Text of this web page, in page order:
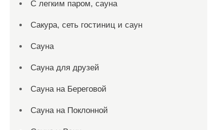
С легким паром, сауна
Сакура, сеть гостиниц и саун
Сауна
Сауна для друзей
Сауна на Береговой
Сауна на Поклонной